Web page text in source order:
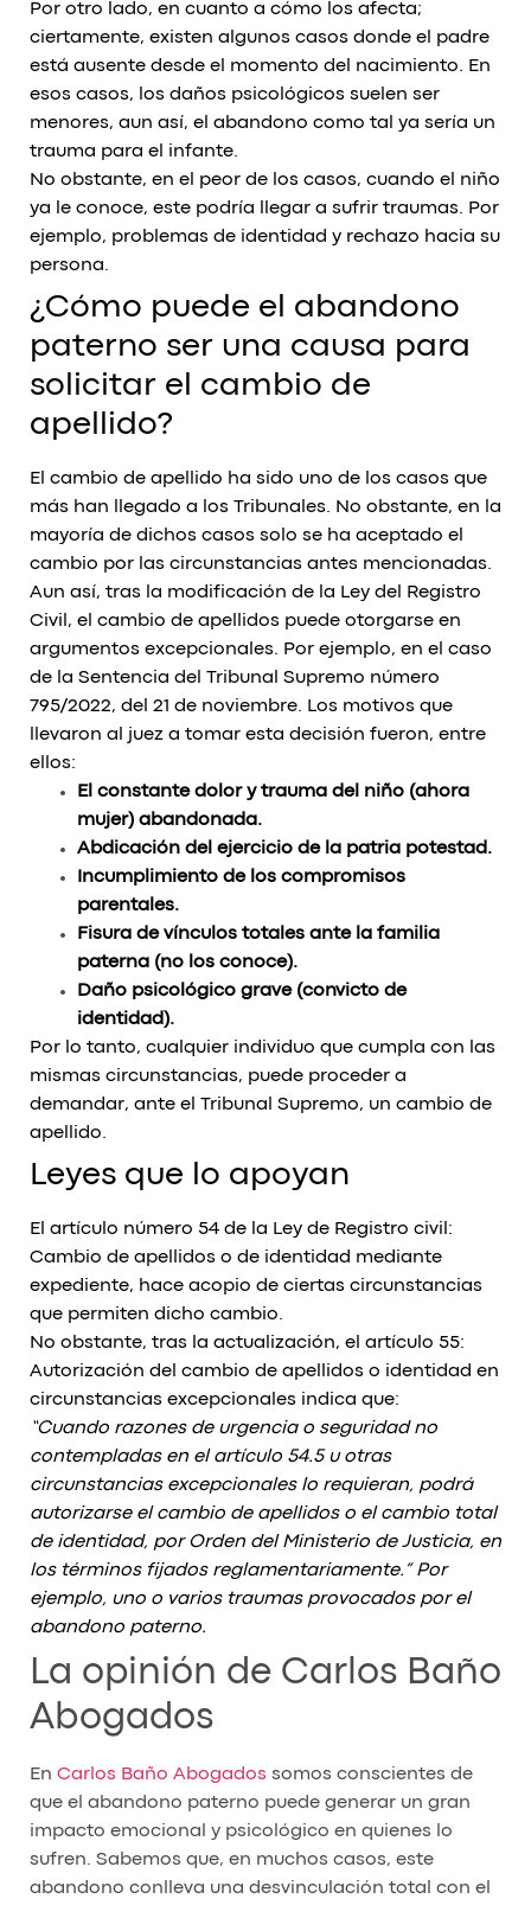
Por otro lado, en cuanto a cómo los afecta;
ciertamente, existen algunos casos donde el padre
está ausente desde el momento del nacimiento. En
esos casos, los daños psicológicos suelen ser
menores, aun así, el abandono como tal ya sería un
trauma para el infante.
No obstante, en el peor de los casos, cuando el niño
ya le conoce, este podría llegar a sufrir traumas. Por
ejemplo, problemas de identidad y rechazo hacia su
persona.
¿Cómo puede el abandono
paterno ser una causa para
solicitar el cambio de
apellido?
El cambio de apellido ha sido uno de los casos que
más han llegado a los Tribunales. No obstante, en la
mayoría de dichos casos solo se ha aceptado el
cambio por las circunstancias antes mencionadas.
Aun así, tras la modificación de la Ley del Registro
Civil, el cambio de apellidos puede otorgarse en
argumentos excepcionales. Por ejemplo, en el caso
de la Sentencia del Tribunal Supremo número
795/2022, del 21 de noviembre. Los motivos que
llevaron al juez a tomar esta decisión fueron, entre
ellos:
El constante dolor y trauma del niño (ahora
mujer) abandonada.
Abdicación del ejercicio de la patria potestad.
Incumplimiento de los compromisos
parentales.
Fisura de vínculos totales ante la familia
paterna (no los conoce).
Daño psicológico grave (convicto de
identidad).
Por lo tanto, cualquier individuo que cumpla con las
mismas circunstancias, puede proceder a
demandar, ante el Tribunal Supremo, un cambio de
apellido.
Leyes que lo apoyan
El artículo número 54 de la Ley de Registro civil:
Cambio de apellidos o de identidad mediante
expediente, hace acopio de ciertas circunstancias
que permiten dicho cambio.
No obstante, tras la actualización, el artículo 55:
Autorización del cambio de apellidos o identidad en
circunstancias excepcionales indica que:
“Cuando razones de urgencia o seguridad no
contempladas en el artículo 54.5 u otras
circunstancias excepcionales lo requieran, podrá
autorizarse el cambio de apellidos o el cambio total
de identidad, por Orden del Ministerio de Justicia, en
los términos fijados reglamentariamente.” Por
ejemplo, uno o varios traumas provocados por el
abandono paterno.
La opinión de Carlos Baño
Abogados
En Carlos Baño Abogados somos conscientes de
que el abandono paterno puede generar un gran
impacto emocional y psicológico en quienes lo
sufren. Sabemos que, en muchos casos, este
abandono conlleva una desvinculación total con el